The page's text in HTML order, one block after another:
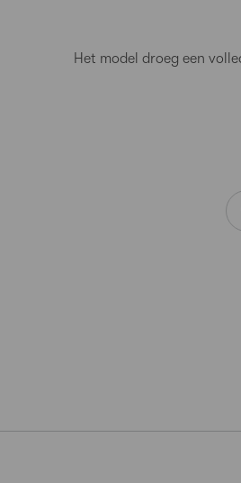
Het model droeg een